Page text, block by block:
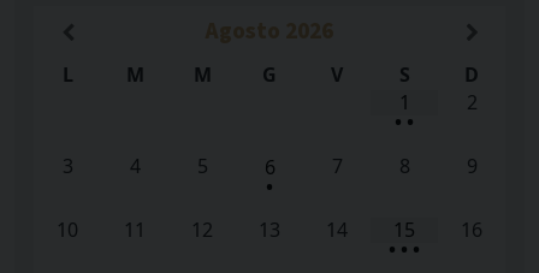
L M M G V S
D
1
• •
2
3 4 5 6
•
7 8 9
10 11 12 13 14 15
• • •
16